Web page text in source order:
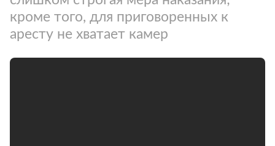
кроме того, для приговоренных к
аресту не хватает камер